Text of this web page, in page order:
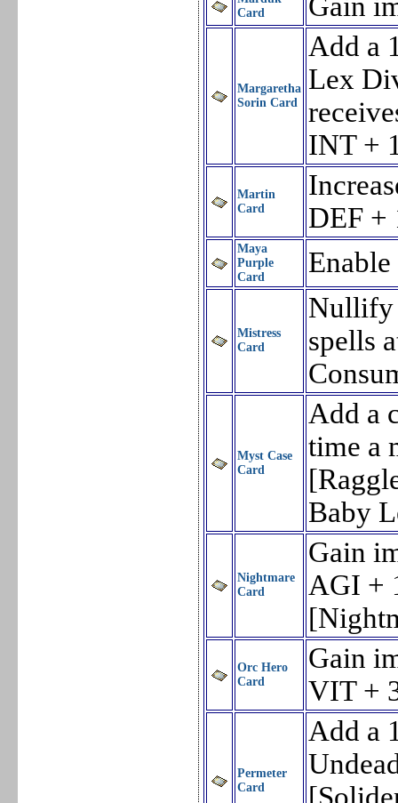
Card
Gain
Margaretha
Sorin Card
Add a
Lex
INT +
Martin
Card
DEF +
Maya
Purple
Card
Mistress
Card
Nullify
spells
Myst Case
Card
Add a
time a
Baby
Nightmare
Card
Gain
AGI +
Orc Hero
Card
Gain
VIT +
Permeter
Card
Add a